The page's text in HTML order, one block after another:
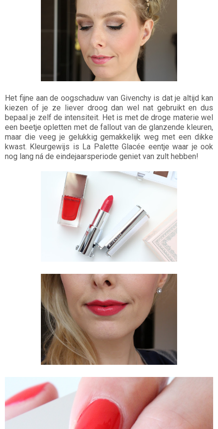
Het fijne aan de oogschaduw van Givenchy is dat je altijd kan
kiezen of je ze liever droog dan wel nat gebruikt en dus
bepaal je zelf de intensiteit. Het is met de droge materie wel
een beetje opletten met de fallout van de glanzende kleuren,
maar die veeg je gelukkig gemakkelijk weg met een dikke
kwast. Kleurgewijs is La Palette Glacée eentje waar je ook
nog lang ná de eindejaarsperiode geniet van zult hebben!